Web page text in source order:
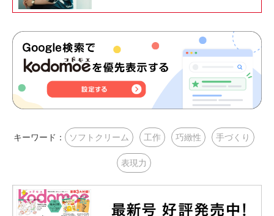
キーワード： ソフトクリーム 工作 巧緻性 手づくり
表現力